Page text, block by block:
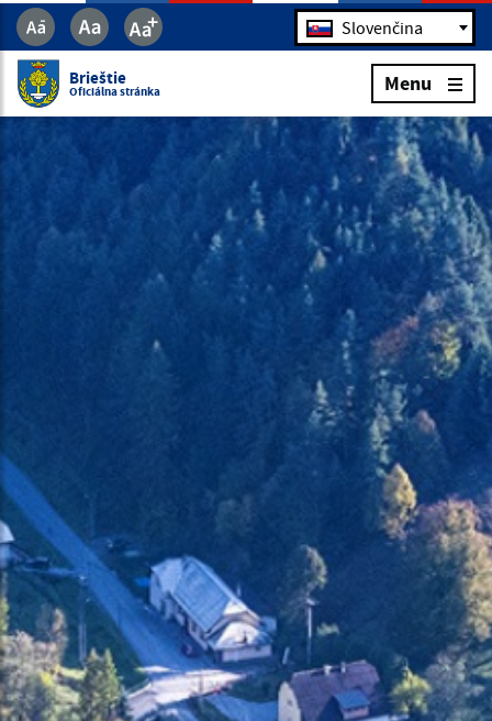
Jazyk Slovenčina
Brieštie
Oficiálna stránka Menu